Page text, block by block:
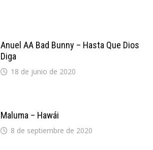
Anuel AA Bad Bunny – Hasta Que Dios
Diga
18 de junio de 2020
Maluma – Hawái
8 de septiembre de 2020